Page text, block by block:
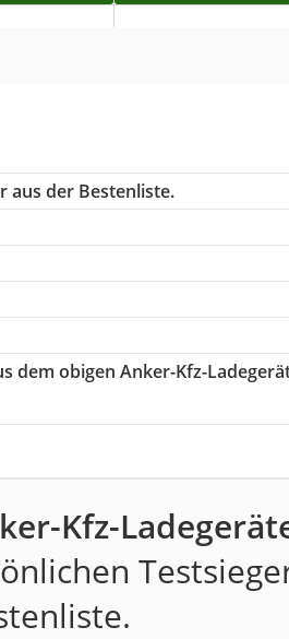
aus der Bestenliste.
dem obigen Anker-Kfz-
Kfz-